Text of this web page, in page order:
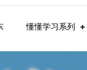
懂懂学习系列